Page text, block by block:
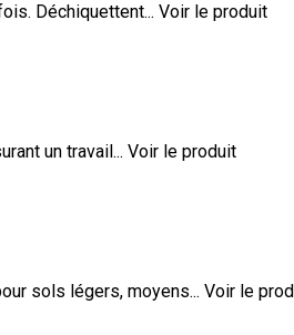
Déchiquettent... Voir le produit
un travail... Voir le produit
sols légers, moyens... Voir le